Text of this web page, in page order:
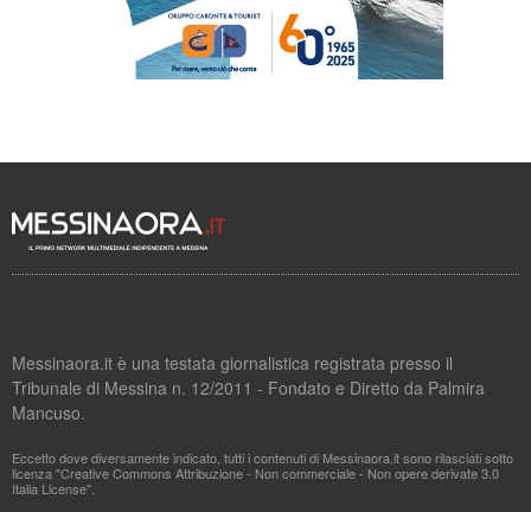
Messinaora.it è una testata giornalistica registrata presso il
Tribunale di Messina n. 12/2011 - Fondato e Diretto da Palmira
Mancuso.
Eccetto dove diversamente indicato, tutti i contenuti di Messinaora.it sono rilasciati sotto
licenza "Creative Commons Attribuzione - Non commerciale - Non opere derivate 3.0
Italia License".